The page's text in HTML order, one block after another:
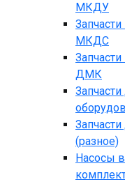
МКДУ
МКДС
ДМК
(разное)
Насосы